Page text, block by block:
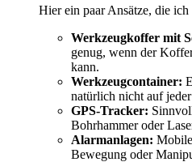
Hier ein paar Ansätze, die ich
Werkzeugkoffer mit
genug, wenn der
kann.
Werkzeugcontainer:
natürlich nicht auf
GPS-Tracker:
Bohrhammer oder
Alarmanlagen:
Bewegung oder